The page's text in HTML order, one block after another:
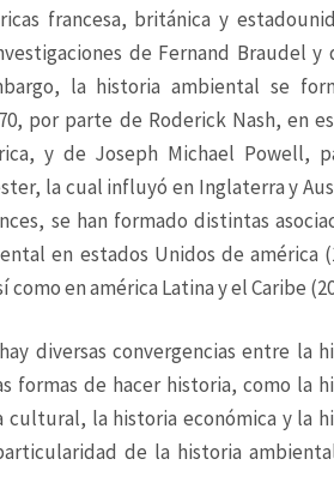
francesa, británica y
la historia ambiental se
por parte de Roderick Nash, en
y de Joseph Michael Powell,
la cual influyó en Inglaterra y
se han formado distintas
en estados Unidos de américa
como en américa Latina y el Caribe
diversas convergencias entre la
formas de hacer historia, como la
cultural, la historia económica y la
de la historia